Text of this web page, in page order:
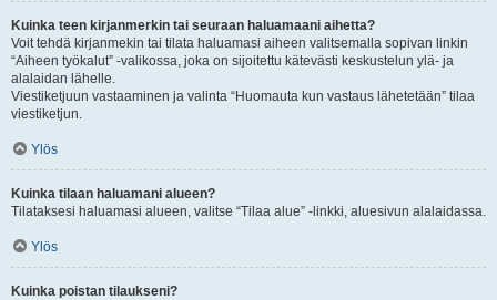
Kuinka teen kirjanmerkin tai seuraan haluamaani aihetta?
Voit tehdä kirjanmekin tai tilata haluamasi aiheen valitsemalla sopivan linkin
“Aiheen työkalut” -valikossa, joka on sijoitettu kätevästi keskustelun ylä- ja
alalaidan lähelle.
Viestiketjuun vastaaminen ja valinta “Huomauta kun vastaus lähetetään” tilaa
viestiketjun.
Ylös
Kuinka tilaan haluamani alueen?
Tilataksesi haluamasi alueen, valitse “Tilaa alue” -linkki, aluesivun alalaidassa.
Ylös
Kuinka poistan tilaukseni?